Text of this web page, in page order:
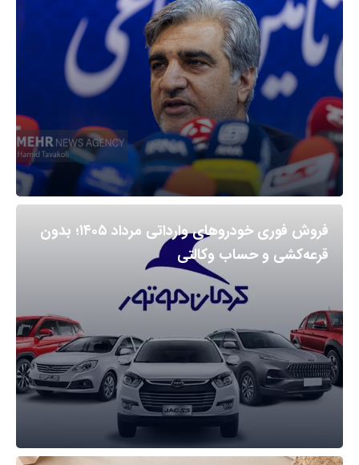
فروش فوری خودروهای وارداتی مرداد ۱۴۰۵؛ بدون
قرعه‌کشی و حساب وکالتی